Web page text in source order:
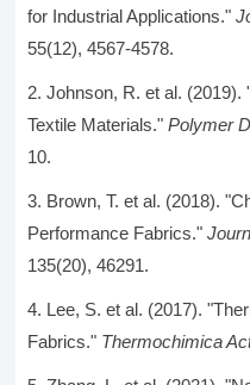
for Industrial Applications."
55(12), 4567-4578.
Johnson, R. et al. (2019).
Textile Materials."Polymer
10.
Brown, T. et al. (2018).
Performance Fabrics."
135(20), 46291.
Lee, S. et al. (2017).
Fabrics." Thermochimica